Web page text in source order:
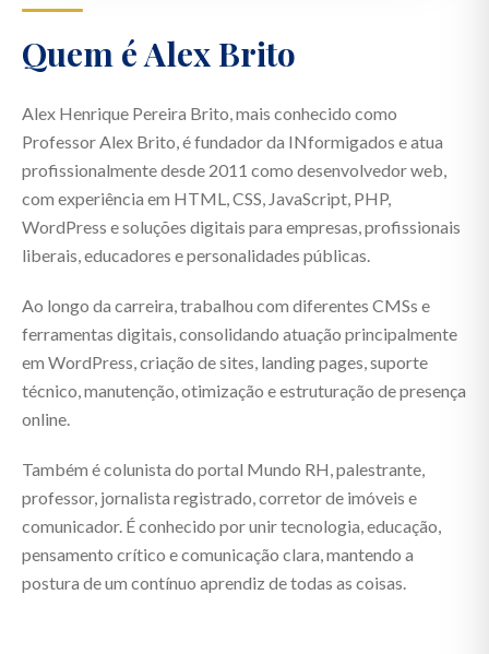
Quem é Alex Brito
Alex Henrique Pereira Brito, mais conhecido como
Professor Alex Brito, é fundador da INformigados e atua
profissionalmente desde 2011 como desenvolvedor web,
com experiência em HTML, CSS, JavaScript, PHP,
WordPress e soluções digitais para empresas, profissionais
liberais, educadores e personalidades públicas.
Ao longo da carreira, trabalhou com diferentes CMSs e
ferramentas digitais, consolidando atuação principalmente
em WordPress, criação de sites, landing pages, suporte
técnico, manutenção, otimização e estruturação de presença
online.
Também é colunista do portal Mundo RH, palestrante,
professor, jornalista registrado, corretor de imóveis e
comunicador. É conhecido por unir tecnologia, educação,
pensamento crítico e comunicação clara, mantendo a
postura de um contínuo aprendiz de todas as coisas.